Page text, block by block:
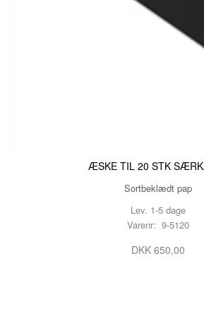
ÆSKE TIL 20 STK
Sortbeklædt pap
Lev. 1-5 dage
Varenr: 9-5120
DKK 650,00